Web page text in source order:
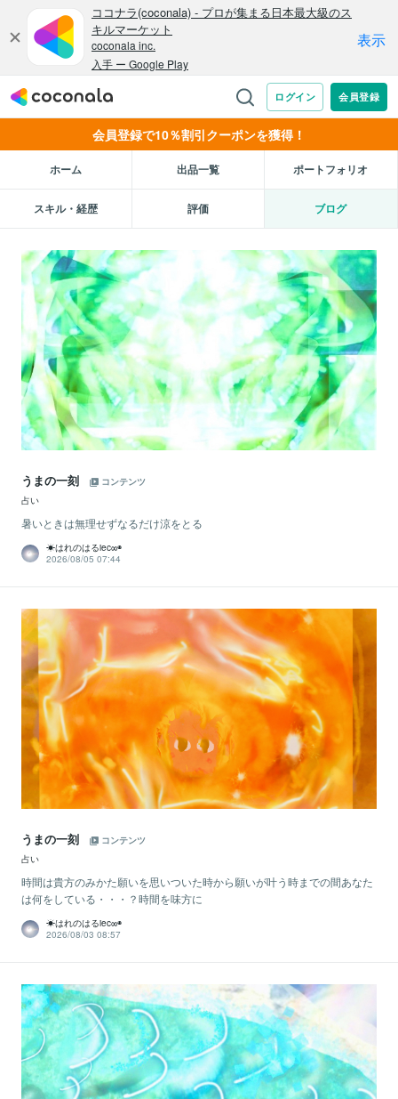
会員登録で10％割引クーポンを獲得！
ホーム 出品一覧 ポートフォリオ
スキル・経歴 評価 ブログ
うまの一刻
コンテンツ
占い
暑いときは無理せずなるだけ涼をとる
☀はれのはるiec∞◉
2026/08/05 07:44
うまの一刻
コンテンツ
占い
時間は貴方のみかた願いを思いついた時から願いが叶う時までの間あなた
は何をしている・・・？時間を味方に
☀はれのはるiec∞◉
2026/08/03 08:57